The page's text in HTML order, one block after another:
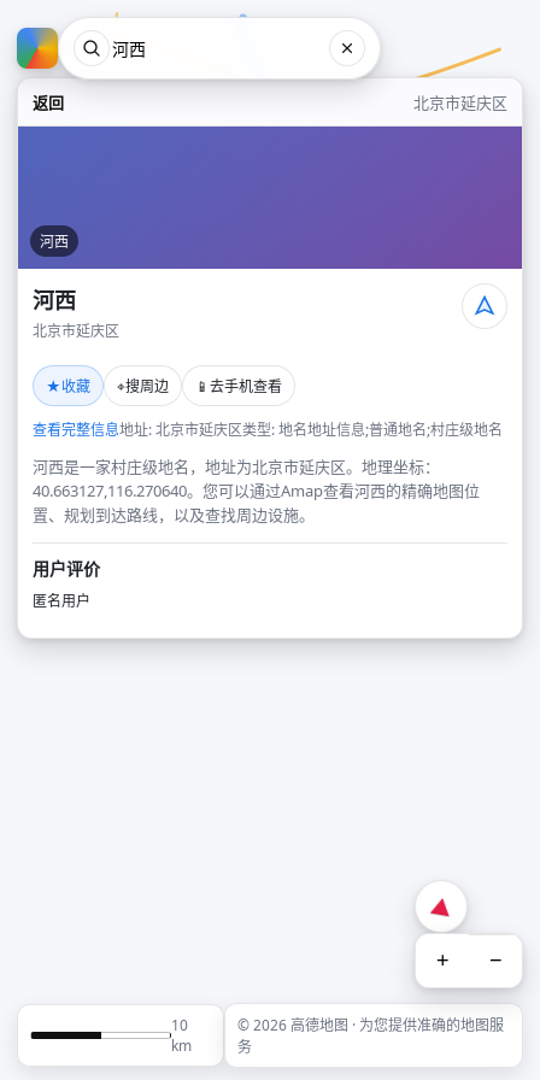
返回 北京市延庆区
河西
河西
北京市延庆区
★收藏 ⌖搜周边 📱 去手机查看
查看完整信息地址: 北京市延庆区类型: 地名地址信息;普通地名;村庄级地名
河西是一家村庄级地名，地址为北京市延庆区。地理坐标：
40.663127,116.270640。您可以通过Amap查看河西的精确地图位
置、规划到达路线，以及查找周边设施。
用户评价
匿名用户
+ −
10
km
© 2026 高德地图 · 为您提供准确的地图服
务